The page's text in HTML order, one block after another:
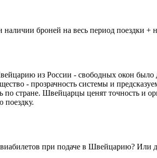
броней на весь период поездки +
из России - свободных окон было
- прозрачность системы и
по стране. Швейцарцы ценят точность и
при подаче в Швейцарию? Или